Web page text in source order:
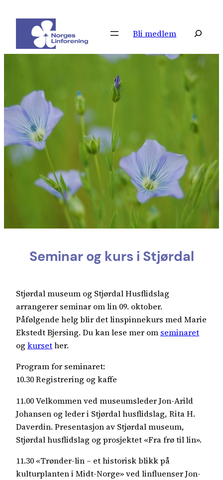
innhold
Bli medlem Søk
Seminar og kurs i Stjørdal
Stjørdal museum og Stjørdal Husflidslag
arrangerer seminar om lin 09. oktober.
Påfølgende helg blir det linspinnekurs med Marie
Ekstedt Bjersing. Du kan lese mer om seminaret
og kursether.
Program for seminaret:
10.30 Registrering og kaffe
11.00 Velkommen ved museumsleder Jon-Arild
Johansen og leder i Stjørdal husflidslag, Rita H.
Daverdin. Presentasjon av Stjørdal museum,
Stjørdal husflidslag og prosjektet «Fra frø til lin».
11.30 «Trønder-lin – et historisk blikk på
kulturplanten i Midt-Norge» ved linfluenser Jon-